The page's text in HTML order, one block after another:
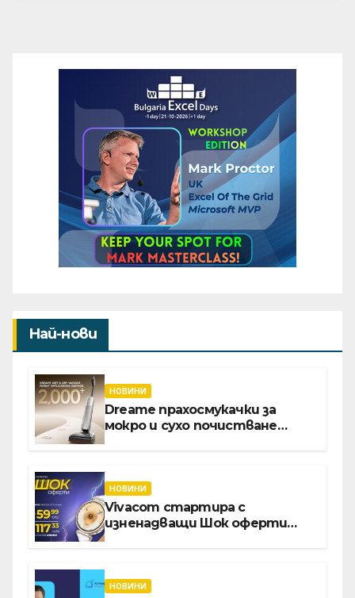
Най-нови
НОВИНИ
Dreame прахосмукачки за
мокро и сухо почистване
НОВИНИ
Vivacom стартира с
изненадващи Шок оферти
НОВИНИ